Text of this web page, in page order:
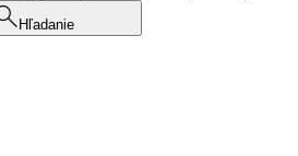
Hľadanie